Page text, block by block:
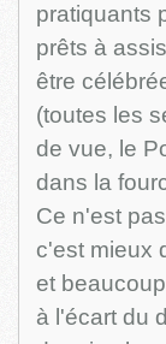
pratiquants
prêts à
être
(toutes les
de vue, le
dans la
Ce n'est
c'est mieux
et
à l'écart du